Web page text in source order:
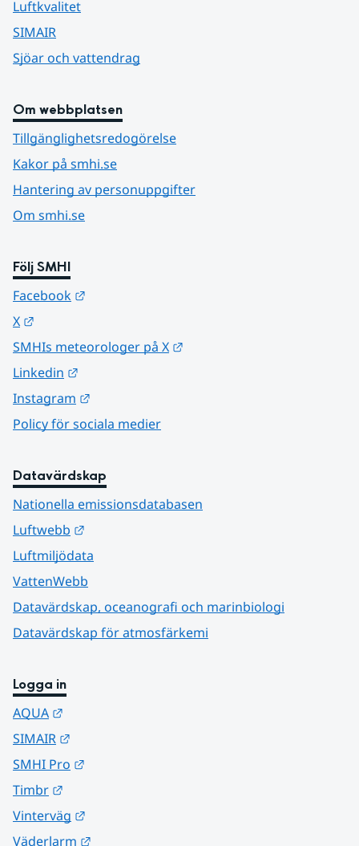
Luftkvalitet
SIMAIR
Sjöar och vattendrag
Om webbplatsen
Tillgänglighetsredogörelse
Kakor på smhi.se
Hantering av personuppgifter
Om smhi.se
Följ SMHI
Facebook
X
SMHIs meteorologer på X
Linkedin
Instagram
Policy för sociala medier
Datavärdskap
Nationella emissionsdatabasen
Luftwebb
Luftmiljödata
VattenWebb
Datavärdskap, oceanografi och marinbiologi
Datavärdskap för atmosfärkemi
Logga in
AQUA
SIMAIR
SMHI Pro
Timbr
Vinterväg
Väderlarm